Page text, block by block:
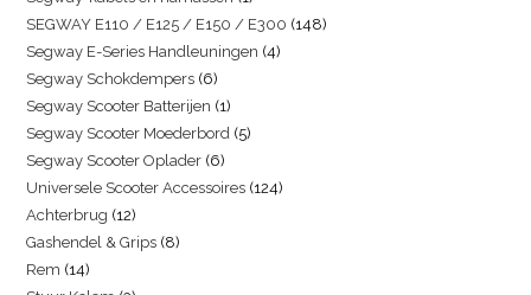
SEGWAY E110 / E125 / E150 / E300 148
Segway E-Series Handleuningen 4
Segway Schokdempers 6
Segway Scooter Batterijen 1
Segway Scooter Moederbord
5
Segway Scooter Oplader 6
Universele Scooter Accessoires 124
Achterbrug 12
Gashendel & Grips 8
Rem 14